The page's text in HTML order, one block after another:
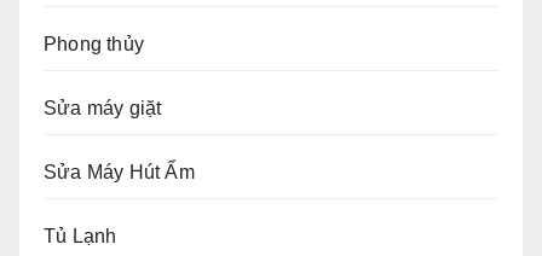
Phong thủy
Sửa máy giặt
Sửa Máy Hút Ẩm
Tủ Lạnh